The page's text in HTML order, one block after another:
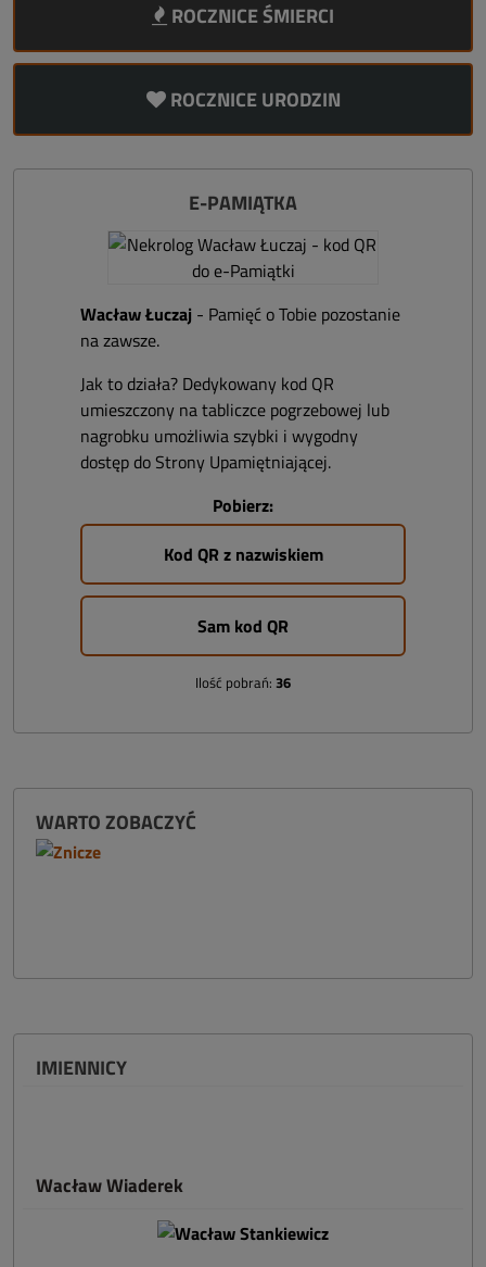
ROCZNICE ŚMIERCI
ROCZNICE URODZIN
E-PAMIĄTKA
Wacław Łuczaj - Pamięć o Tobie pozostanie
na zawsze.
Jak to działa? Dedykowany kod QR
umieszczony na tabliczce pogrzebowej lub
nagrobku umożliwia szybki i wygodny
dostęp do Strony Upamiętniającej.
Pobierz:
Kod QR z nazwiskiem
Sam kod QR
Ilość pobrań: 36
WARTO ZOBACZYĆ
IMIENNICY
Wacław Wiaderek